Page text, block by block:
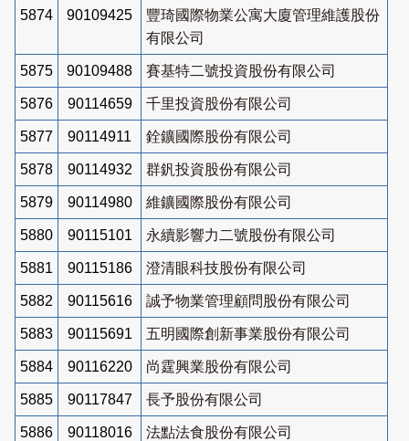
5874 90109425
豐琦國際物業公寓大廈管理維護股份
有限公司
5875 90109488 賽基特二號投資股份有限公司
5876 90114659 千里投資股份有限公司
5877 90114911 銓鑛國際股份有限公司
5878 90114932 群釩投資股份有限公司
5879 90114980 維鑛國際股份有限公司
5880 90115101 永續影響力二號股份有限公司
5881 90115186 澄清眼科技股份有限公司
5882 90115616 誠予物業管理顧問股份有限公司
5883 90115691 五明國際創新事業股份有限公司
5884 90116220 尚霆興業股份有限公司
5885 90117847 長予股份有限公司
5886 90118016 法點法食股份有限公司